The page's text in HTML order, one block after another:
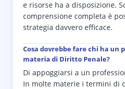
e risorse ha a disposizione.
comprensione completa è
strategia davvero efficace.
Cosa dovrebbe fare chi ha un
materia di Diritto Penale?
Di appoggiarsi a un
In molte materie i termini di